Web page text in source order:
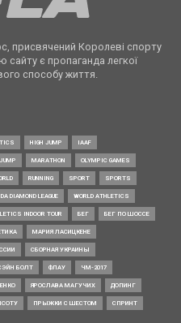
присвячений Королеві спорту
сайту є пропаганда легкої
способу життя.
HIGH JUMP IAAF
MARATHON OLYMPIC GAMES
RUNNING SPORT SPORTS
DIAMOND LEAGUE WORLD ATHLETICS
INDOOR TOUR БЕГ БЕГ ПО ШОССЕ
МАРИЯ ЛАСИЦКЕНЕ
СБОРНАЯ УКРАИНЫ
БОЛТ ФЛАУ ЧМ-2017
ЯРОСЛАВА МАГУЧИХ ДОПИНГ
ПРЫЖКИ С ШЕСТОМ СПРИНТ